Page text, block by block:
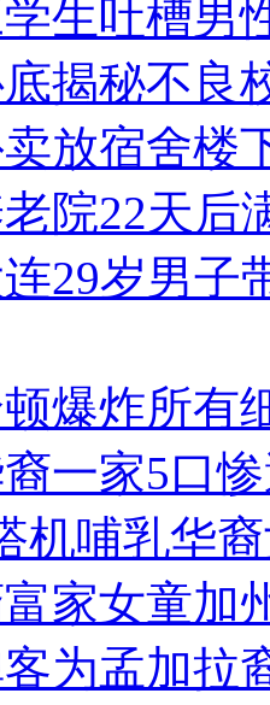
生吐槽男
揭秘不良
放宿舍楼
院22天后
29岁男子
爆炸所有
裔一家5口
机哺乳华
家女童加
为孟加拉